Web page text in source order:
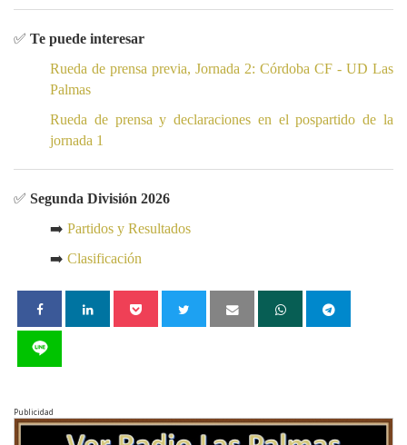
✅ Te puede interesar
Rueda de prensa previa, Jornada 2: Córdoba CF - UD Las
Palmas
Rueda de prensa y declaraciones en el pospartido de la
jornada 1
✅ Segunda División 2026
➡️ Partidos y Resultados
➡️ Clasificación
Publicidad